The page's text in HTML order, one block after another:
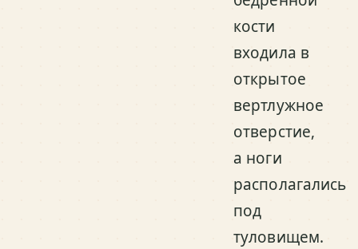
кости
входила в
открытое
вертлужное
отверстие,
а ноги
располагались
под
туловищем.